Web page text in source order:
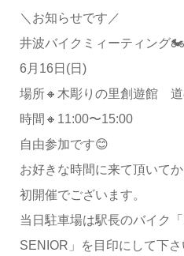
＼お知らせです／
井波バイクミィーティング🏍️
6月16日(日)
場所🔸木彫りの里創遊館
時間🔸11:00〜15:00
自由参加です😊
お好きな時間に来て頂いて
初開催でございます。
当日駐車場は駅長のバイク
SENIOR」を目印にして下さ